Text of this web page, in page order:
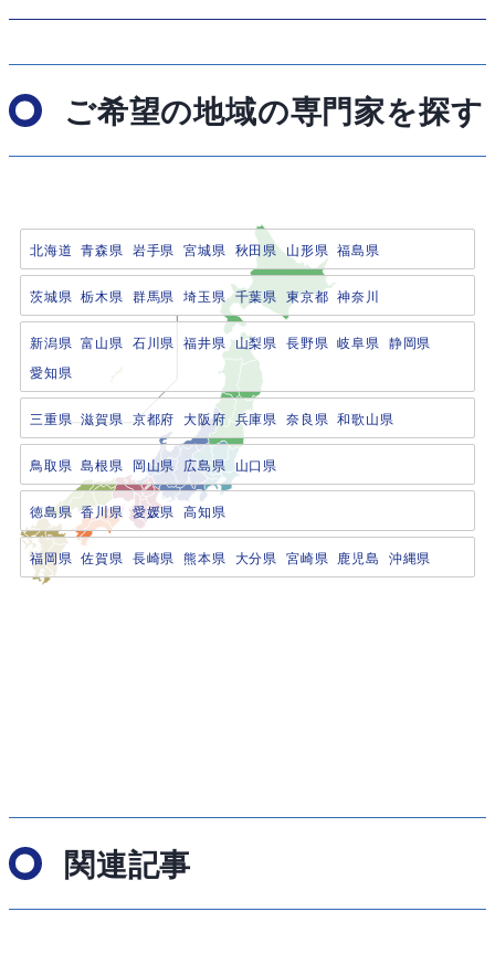
ご希望の地域の専門家を探す
北海道 青森県 岩手県 宮城県 秋田県 山形県 福島県
茨城県 栃木県 群馬県 埼玉県 千葉県 東京都 神奈川
新潟県 富山県 石川県 福井県 山梨県 長野県 岐阜県 静岡県
愛知県
三重県 滋賀県 京都府 大阪府 兵庫県 奈良県 和歌山県
鳥取県 島根県 岡山県 広島県 山口県
徳島県 香川県 愛媛県 高知県
福岡県 佐賀県 長崎県 熊本県 大分県 宮崎県 鹿児島 沖縄県
関連記事